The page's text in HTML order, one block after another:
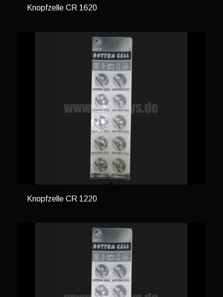
Knopfzelle CR 1620
Knopfzelle CR 1220